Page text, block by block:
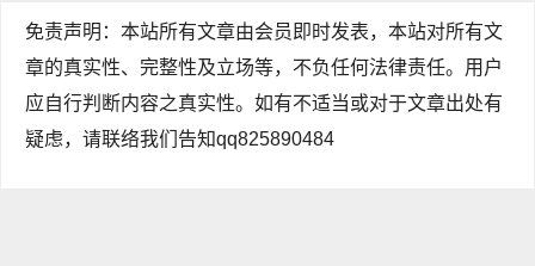
免责声明：本站所有文章由会员即时发表，本站对所有文
章的真实性、完整性及立场等，不负任何法律责任。用户
应自行判断内容之真实性。如有不适当或对于文章出处有
疑虑，请联络我们告知qq825890484